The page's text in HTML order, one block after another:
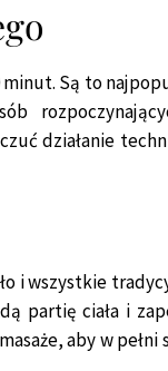
minut. Są to
działanie
i wszystkie
partię ciała i
aby w